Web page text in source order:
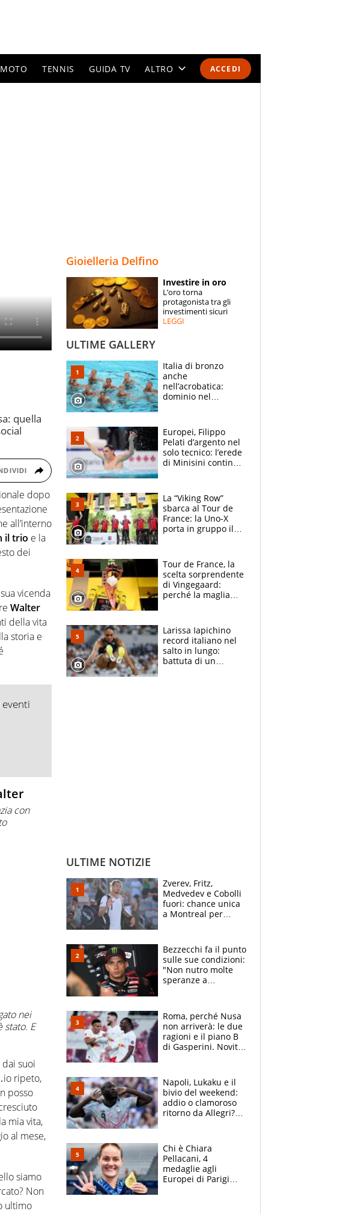
ACCEDI
MOTO TENNIS GUIDA TV ALTRO
SPECIALI
ESPERTI
quella
dopo
all’interno
il trio e la
dei
vicenda
Walter
della vita
storia e
con
nei
stato. E
dai suoi
ripeto,
posso
mia vita,
al mese,
siamo
Non
ultimo
Gioielleria Delfino
Investire in oro
L’oro torna
protagonista tra gli
investimenti sicuri
LEGGI
ULTIME GALLERY
Italia di bronzo
anche
nell’acrobatica:
dominio nel
e compagni
continuare
Europei, Filippo
Pelati d’argento nel
solo tecnico: l’erede
di Minisini continua
mirino
La “Viking Row”
sbarca al Tour de
France: la Uno-X
porta in gruppo il
compagni
Tour de France, la
scelta sorprendente
di Vingegaard:
perché la maglia
rischio da evitare
Larissa Iapichino
record italiano nel
salto in lungo:
battuta di un
ULTIME NOTIZIE
Zverev, Fritz,
Medvedev e Cobolli
fuori: chance unica
a Montreal per
attacca le palline
Bezzecchi fa il punto
sulle sue condizioni:
"Non nutro molte
speranze a
da Aragon
Roma, perché Nusa
non arriverà: le due
ragioni e il piano B
di Gasperini. Novità
Napoli, Lukaku e il
bivio del weekend:
addio o clamoroso
ritorno da Allegri?
Chi è Chiara
Pellacani, 4
medaglie agli
Europei di Parigi